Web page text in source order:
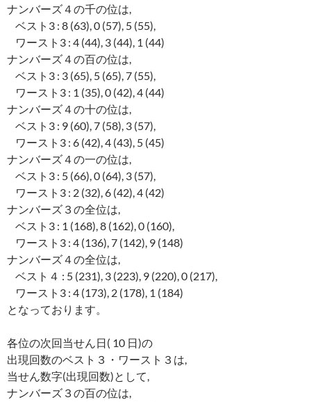
ナンバーズ４の千の位は,
ベスト3 : 8 (63), 0 (57), 5 (55),
ワースト3 : 4 (44), 3 (44), 1 (44)
ナンバーズ４の百の位は,
ベスト3 : 3 (65), 5 (65), 7 (55),
ワースト3 : 1 (35), 0 (42), 4 (44)
ナンバーズ４の十の位は,
ベスト3 : 9 (60), 7 (58), 3 (57),
ワースト3 : 6 (42), 4 (43), 5 (45)
ナンバーズ４の一の位は,
ベスト3 : 5 (66), 0 (64), 3 (57),
ワースト3 : 2 (32), 6 (42), 4 (42)
ナンバーズ３の全位は,
ベスト3 : 1 (168), 8 (162), 0 (160),
ワースト3 : 4 (136), 7 (142), 9 (148)
ナンバーズ４の全位は,
ベスト４ : 5 (231), 3 (223), 9 (220), 0 (217),
ワースト3 : 4 (173), 2 (178), 1 (184)
となっております。
各位の次回当せん日( 10 日)の
出現回数のベスト３・ワースト３は,
当せん数字(出現回数)として,
ナンバーズ３の百の位は,